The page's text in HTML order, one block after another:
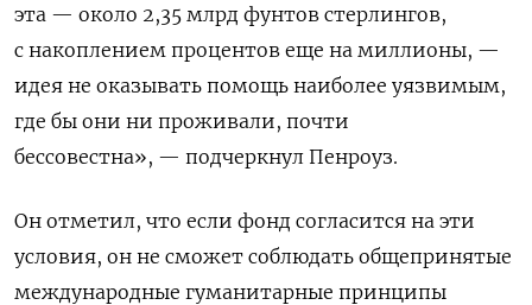
эта — около 2,35 млрд фунтов стерлингов,
с накоплением процентов еще на миллионы, —
идея не оказывать помощь наиболее уязвимым,
где бы они ни проживали, почти
бессовестна», — подчеркнул Пенроуз.
Он отметил, что если фонд согласится на эти
условия, он не сможет соблюдать общепринятые
международные гуманитарные принципы